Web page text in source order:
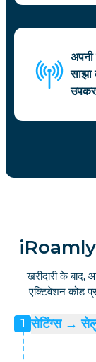
अपनी
iRoamly
खरीदारी के
एक्टिवेशन कोड
1 सेटिंग्स →